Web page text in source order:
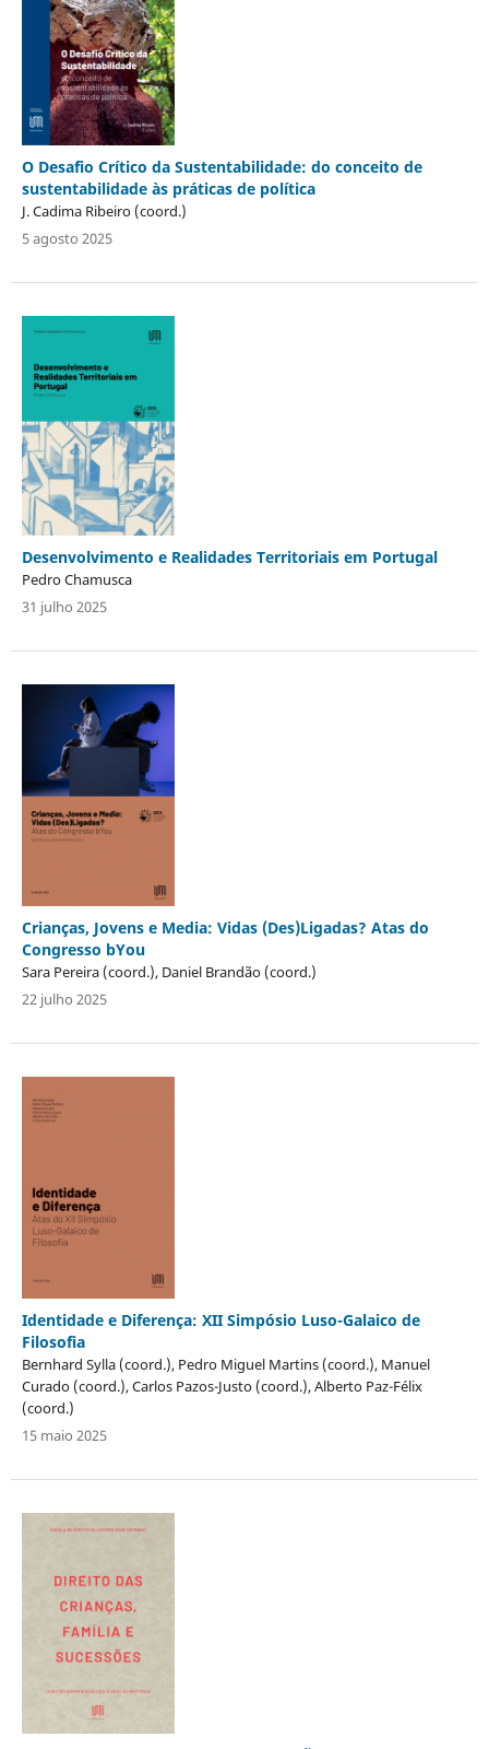
O Desafio Crítico da Sustentabilidade: do conceito de
sustentabilidade às práticas de política
J. Cadima Ribeiro (coord.)
5 agosto 2025
Desenvolvimento e Realidades Territoriais em Portugal
Pedro Chamusca
31 julho 2025
Crianças, Jovens e Media: Vidas (Des)Ligadas? Atas do
Congresso bYou
Sara Pereira (coord.), Daniel Brandão (coord.)
22 julho 2025
Identidade e Diferença: XII Simpósio Luso-Galaico de
Filosofia
Bernhard Sylla (coord.), Pedro Miguel Martins (coord.), Manuel
Curado (coord.), Carlos Pazos-Justo (coord.), Alberto Paz-Félix
(coord.)
15 maio 2025